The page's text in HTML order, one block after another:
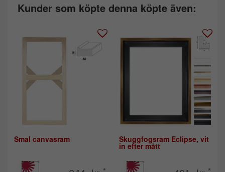
Kunder som köpte denna köpte även:
Smal canvasram Skuggfogsram Eclipse, vit
in efter mått